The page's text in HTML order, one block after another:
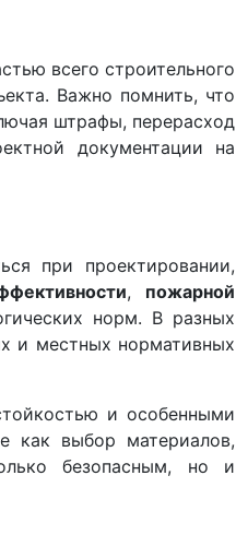
всего строительного
Важно помнить, что
штрафы, перерасход
документации на
при проектировании,
, пожарной
норм. В разных
и местных нормативных
и особенными
как выбор материалов,
безопасным, но и